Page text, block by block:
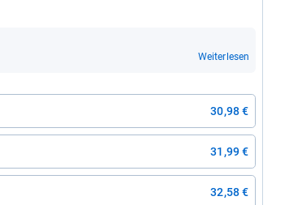
Weiterlesen
30,98 €
31,99 €
32,58 €